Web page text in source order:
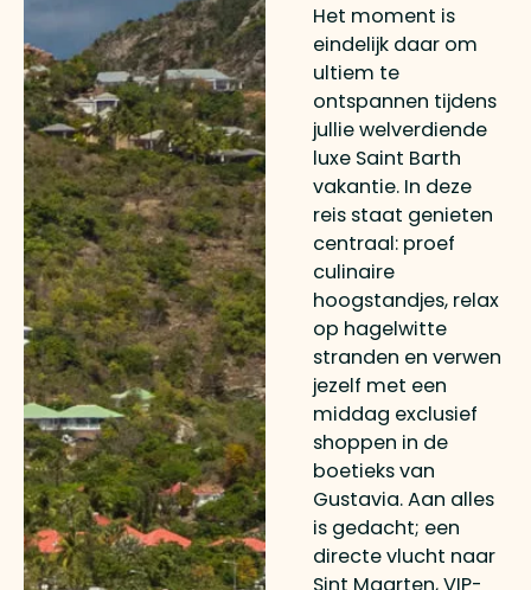
Het moment is
eindelijk daar om
ultiem te
ontspannen tijdens
jullie welverdiende
luxe Saint Barth
vakantie. In deze
reis staat genieten
centraal: proef
culinaire
hoogstandjes, relax
op hagelwitte
stranden en verwen
jezelf met een
middag exclusief
shoppen in de
boetieks van
Gustavia. Aan alles
is gedacht; een
directe vlucht naar
Sint Maarten, VIP-